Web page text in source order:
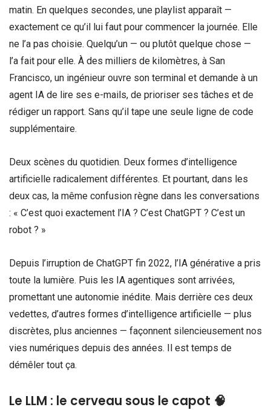
matin. En quelques secondes, une playlist apparaît —
exactement ce qu’il lui faut pour commencer la journée. Elle
ne l’a pas choisie. Quelqu’un — ou plutôt quelque chose —
l’a fait pour elle. À des milliers de kilomètres, à San
Francisco, un ingénieur ouvre son terminal et demande à un
agent IA de lire ses e-mails, de prioriser ses tâches et de
rédiger un rapport. Sans qu’il tape une seule ligne de code
supplémentaire.
Deux scènes du quotidien. Deux formes d’intelligence
artificielle radicalement différentes. Et pourtant, dans les
deux cas, la même confusion règne dans les conversations
: « C’est quoi exactement l’IA ? C’est ChatGPT ? C’est un
robot ? »
Depuis l’irruption de ChatGPT fin 2022, l’IA générative a pris
toute la lumière. Puis les IA agentiques sont arrivées,
promettant une autonomie inédite. Mais derrière ces deux
vedettes, d’autres formes d’intelligence artificielle — plus
discrètes, plus anciennes — façonnent silencieusement nos
vies numériques depuis des années. Il est temps de
démêler tout ça.
Le LLM : le cerveau sous le capot 🧠